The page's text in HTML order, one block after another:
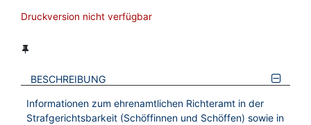
Druckversion nicht verfügbar
BESCHREIBUNG
Informationen zum ehrenamtlichen Richteramt in der
Strafgerichtsbarkeit (Schöffinnen und Schöffen) sowie in